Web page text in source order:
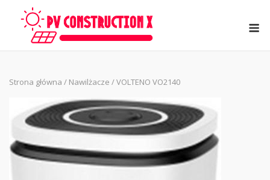
Strona główna / Nawilżacze / VOLTENO VO2140